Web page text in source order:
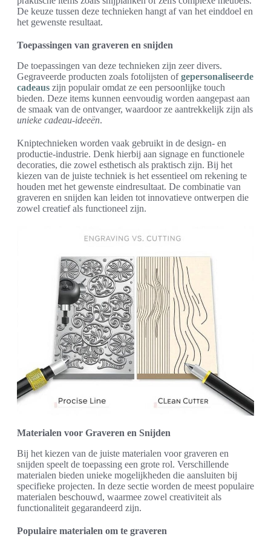
De keuze tussen deze technieken hangt af van het einddoel en
het gewenste resultaat.
Toepassingen van graveren en snijden
De toepassingen van deze technieken zijn zeer divers.
Gegraveerde producten zoals fotolijsten ofgepersonaliseerde
cadeaus zijn populair omdat ze een persoonlijke touch
bieden. Deze items kunnen eenvoudig worden aangepast aan
de smaak van de ontvanger, waardoor ze aantrekkelijk zijn als
unieke cadeau-ideeën.
Kniptechnieken worden vaak gebruikt in de design- en
productie-industrie. Denk hierbij aan signage en functionele
decoraties, die zowel esthetisch als praktisch zijn. Bij het
kiezen van de juiste techniek is het essentieel om rekening te
houden met het gewenste eindresultaat. De combinatie van
graveren en snijden kan leiden tot innovatieve ontwerpen die
zowel creatief als functioneel zijn.
Materialen voor Graveren en Snijden
Bij het kiezen van de juiste materialen voor graveren en
snijden speelt de toepassing een grote rol. Verschillende
materialen bieden unieke mogelijkheden die aansluiten bij
specifieke projecten. In deze sectie worden de meest populaire
materialen beschouwd, waarmee zowel creativiteit als
functionaliteit gegarandeerd zijn.
Populaire materialen om te graveren